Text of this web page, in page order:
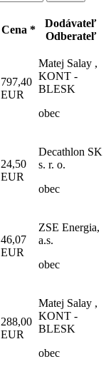
Cena *
Dodávateľ
Odberateľ
797,40
EUR
Matej Salay ,
KONT -
BLESK
obec
24,50
EUR
Decathlon SK
s. r. o.
obec
46,07
EUR
ZSE Energia,
a.s.
obec
288,00
EUR
Matej Salay ,
KONT -
BLESK
obec